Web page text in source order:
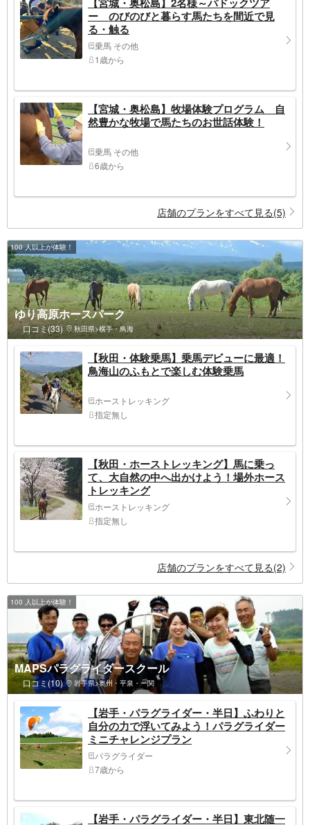
ー のびのびと暮らす馬たちを間近で見
る・触る
乗馬 その他
1歳から
【宮城・奥松島】牧場体験プログラム 自
然豊かな牧場で馬たちのお世話体験！
乗馬 その他
6歳から
店舗のプランをすべて見る(5)
100 人以上が体験！
ゆり高原ホースパーク
口コミ(33) 秋田県>横手・鳥海
【秋田・体験乗馬】乗馬デビューに最適！
鳥海山のふもとで楽しむ体験乗馬
ホーストレッキング
指定無し
【秋田・ホーストレッキング】馬に乗っ
て、大自然の中へ出かけよう！場外ホース
トレッキング
ホーストレッキング
指定無し
店舗のプランをすべて見る(2)
100 人以上が体験！
MAPSパラグライダースクール
口コミ(10) 岩手県>奥州・平泉・一関
【岩手・パラグライダー・半日】ふわりと
自分の力で浮いてみよう！パラグライダー
ミニチャレンジプラン
パラグライダー
7歳から
【岩手・パラグライダー・半日】東北随一